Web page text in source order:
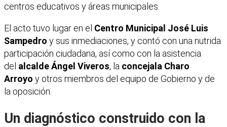
centros educativos y áreas municipales.
El acto tuvo lugar en el Centro Municipal José Luis
Sampedro y sus inmediaciones, y contó con una nutrida
participación ciudadana, así como con la asistencia
del alcalde Ángel Viveros, la concejala Charo
Arroyo y otros miembros del equipo de Gobierno y de
la oposición.
Un diagnóstico construido con la